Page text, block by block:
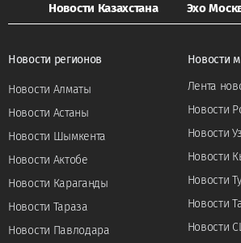
Новости Казахстана Эхо
Новости регионов
Новости Алматы
Новости Астаны
Новости Шымкента
Новости Актобе
Новости Караганды
Новости Тараза
Новости Павлодара
Новости
Лента
Новости
Новости
Новости
Новости
Новости
Новости